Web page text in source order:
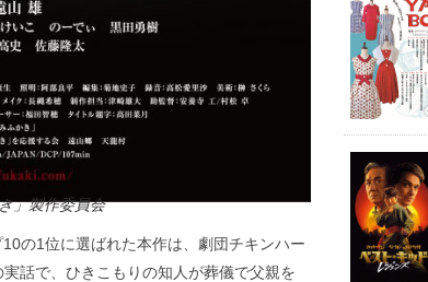
」製作委員会
の1位に選ばれた本作は、劇団チキンハー
話で、ひきこもりの知人が葬儀で父親を